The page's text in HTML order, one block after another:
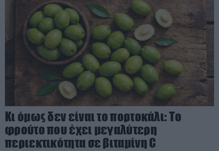
Κι όμως δεν είναι το πορτοκάλι: Το
φρούτο που έχει μεγαλύτερη
περιεκτικότητα σε βιταμίνη C